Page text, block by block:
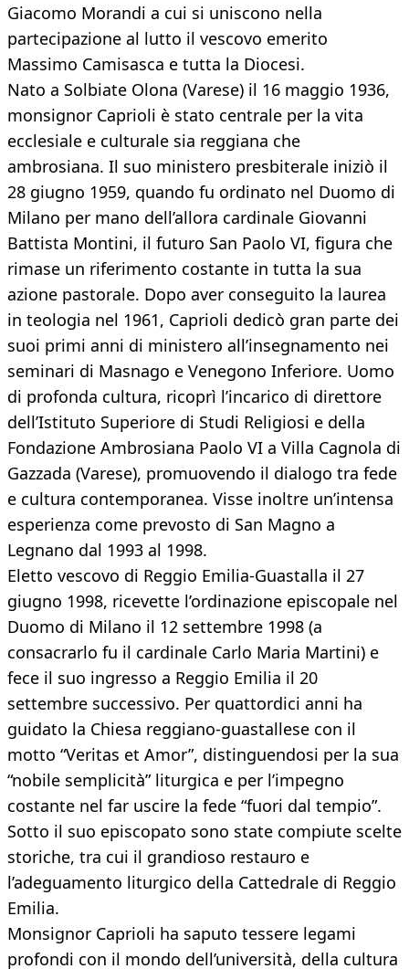
Giacomo Morandi a cui si uniscono nella
partecipazione al lutto il vescovo emerito
Massimo Camisasca e tutta la Diocesi.
Nato a Solbiate Olona (Varese) il 16 maggio 1936,
monsignor Caprioli è stato centrale per la vita
ecclesiale e culturale sia reggiana che
ambrosiana. Il suo ministero presbiterale iniziò il
28 giugno 1959, quando fu ordinato nel Duomo di
Milano per mano dell’allora cardinale Giovanni
Battista Montini, il futuro San Paolo VI, figura che
rimase un riferimento costante in tutta la sua
azione pastorale. Dopo aver conseguito la laurea
in teologia nel 1961, Caprioli dedicò gran parte dei
suoi primi anni di ministero all’insegnamento nei
seminari di Masnago e Venegono Inferiore. Uomo
di profonda cultura, ricoprì l’incarico di direttore
dell’Istituto Superiore di Studi Religiosi e della
Fondazione Ambrosiana Paolo VI a Villa Cagnola di
Gazzada (Varese), promuovendo il dialogo tra fede
e cultura contemporanea. Visse inoltre un’intensa
esperienza come prevosto di San Magno a
Legnano dal 1993 al 1998.
Eletto vescovo di Reggio Emilia-Guastalla il 27
giugno 1998, ricevette l’ordinazione episcopale nel
Duomo di Milano il 12 settembre 1998 (a
consacrarlo fu il cardinale Carlo Maria Martini) e
fece il suo ingresso a Reggio Emilia il 20
settembre successivo. Per quattordici anni ha
guidato la Chiesa reggiano-guastallese con il
motto “Veritas et Amor”, distinguendosi per la sua
“nobile semplicità” liturgica e per l’impegno
costante nel far uscire la fede “fuori dal tempio”.
Sotto il suo episcopato sono state compiute scelte
storiche, tra cui il grandioso restauro e
l’adeguamento liturgico della Cattedrale di Reggio
Emilia.
Monsignor Caprioli ha saputo tessere legami
profondi con il mondo dell’università, della cultura